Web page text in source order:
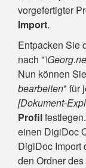
vorgefertigter
Import.
Entpacken Sie
nach "
Nun können
bearbeiten" für
[Dokument-
Profil
einen DigiDoc
DigiDoc Import
den Ordner